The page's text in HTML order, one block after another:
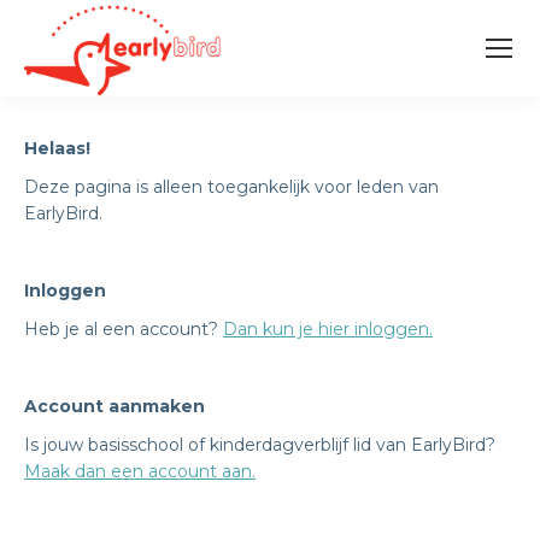
Helaas!
Deze pagina is alleen toegankelijk voor leden van
EarlyBird.
Inloggen
Heb je al een account? Dan kun je hier inloggen.
Account aanmaken
Is jouw basisschool of kinderdagverblijf lid van EarlyBird?
Maak dan een account aan.